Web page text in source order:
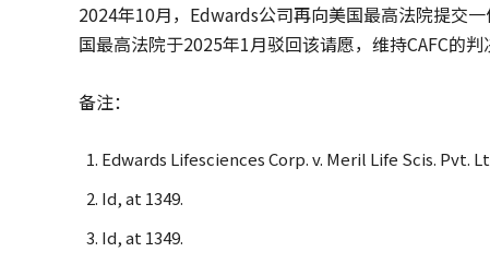
2024年10月，Edwards公司再向美国最高法院提交
国最高法院于2025年1月驳回该请愿，维持CAFC的判
备注：
Edwards Lifesciences Corp. v. Meril Life Scis. Pvt.
Id, at 1349.
Id, at 1349.